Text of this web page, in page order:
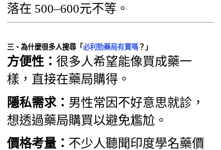
落在 500–600元不等。
三、為什麼很多人搜尋「必利勁藥局有賣嗎？」
方便性：很多人希望能像買成藥一
樣，直接在藥局購得。
隱私需求： 男性常因不好意思就診，
想透過藥局購買以避免尷尬。
價格考量： 不少人聽聞印度學名藥價